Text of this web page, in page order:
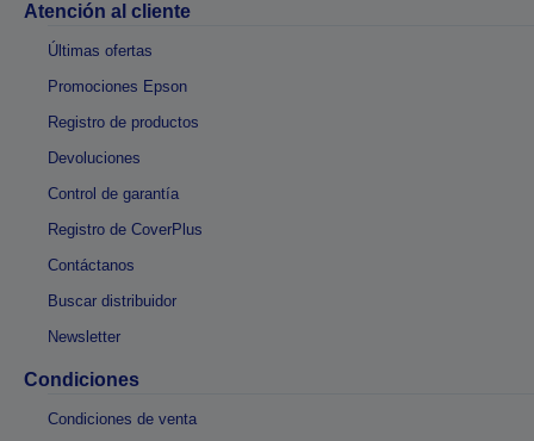
Atención al cliente
Últimas ofertas
Promociones Epson
Registro de productos
Devoluciones
Control de garantía
Registro de CoverPlus
Contáctanos
Buscar distribuidor
Newsletter
Condiciones
Condiciones de venta